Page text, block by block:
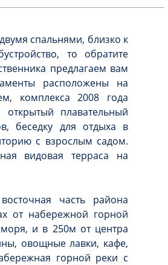
спальнями, близко к
то обратите
предлагаем вам
расположены на
комплекса 2008 года
плавательный
беседку для отдыха в
с взрослым садом.
видовая терраса на
часть района
от набережной горной
и в 250м от центра
овощные лавки, кафе,
горной реки с